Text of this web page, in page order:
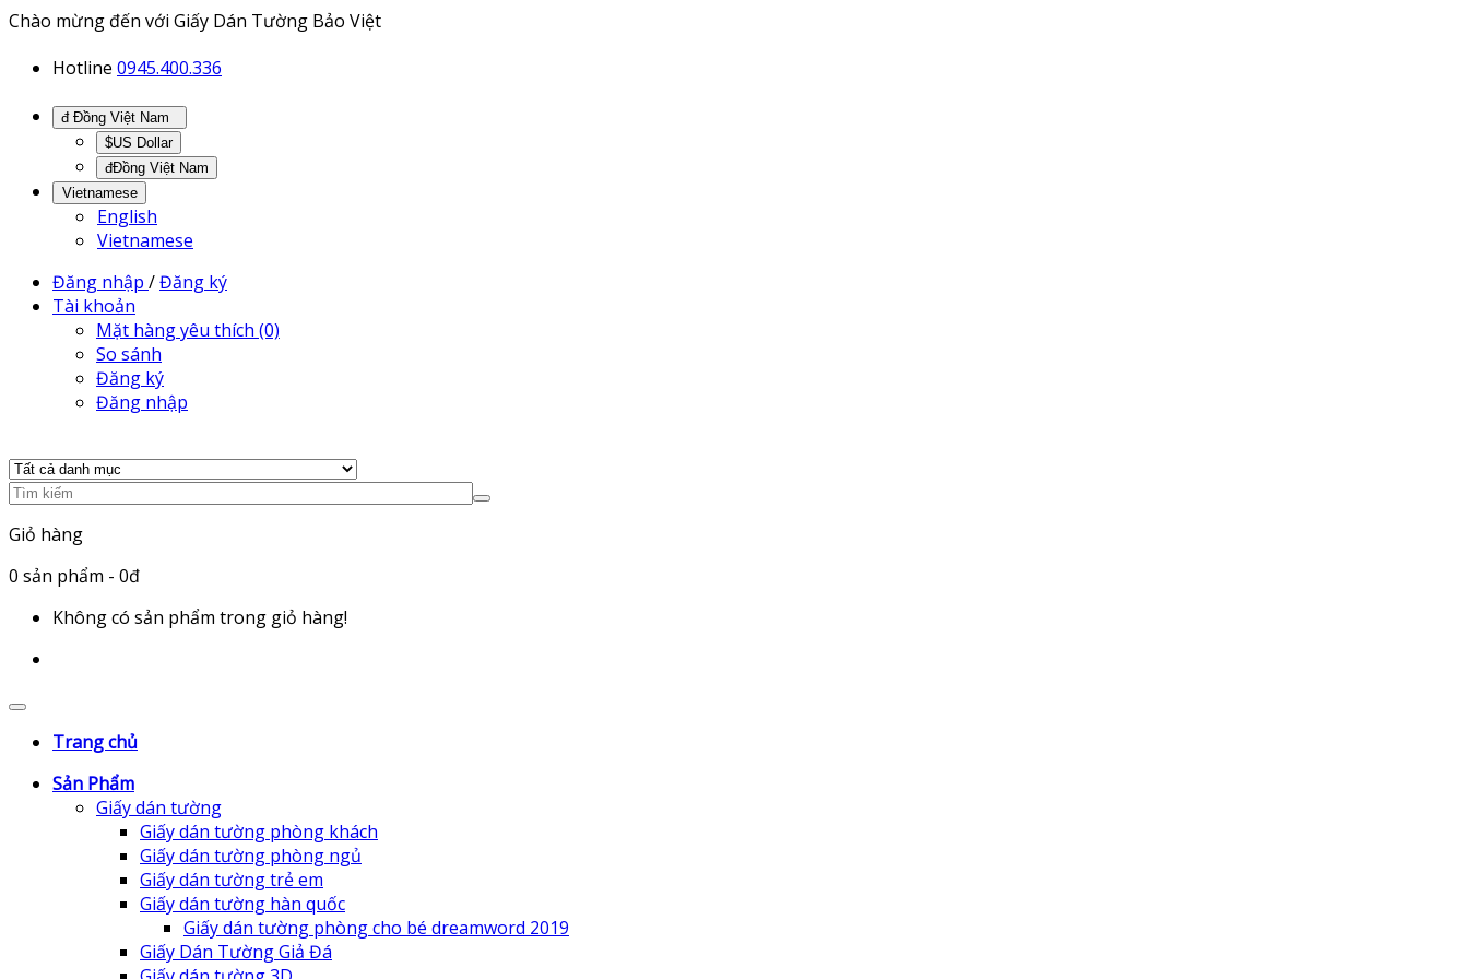
Chào mừng đến với Giấy Dán Tường Bảo Việt
Hotline 0945.400.336
$US Dollar
đĐồng Việt Nam
Vietnamese
English
Vietnamese
Đăng nhập /Đăng ký
Tài khoản
Mặt hàng yêu thích (0)
So sánh
Đăng ký
Đăng nhập
Giỏ hàng
0 sản phẩm - 0đ
Không có sản phẩm trong giỏ hàng!
Trang chủ
Sản Phẩm
Giấy dán tường
Giấy dán tường phòng khách
Giấy dán tường phòng ngủ
Giấy dán tường trẻ em
Giấy dán tường hàn quốc
Giấy dán tường phòng cho bé dreamword 2019
Giấy Dán Tường Giả Đá